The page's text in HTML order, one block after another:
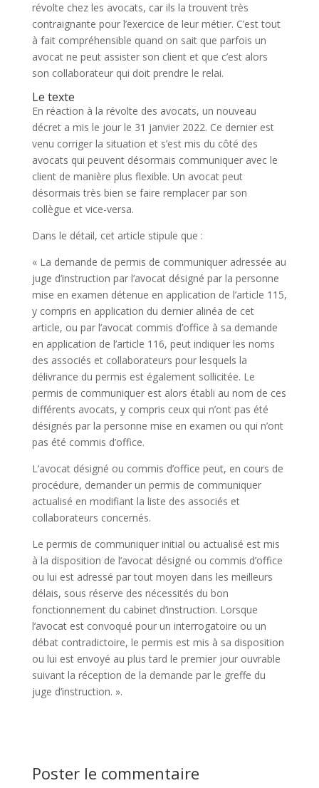
révolte chez les avocats, car ils la trouvent très
contraignante pour l’exercice de leur métier. C’est tout
à fait compréhensible quand on sait que parfois un
avocat ne peut assister son client et que c’est alors
son collaborateur qui doit prendre le relai.
Le texte
En réaction à la révolte des avocats, un nouveau
décret a mis le jour le 31 janvier 2022. Ce dernier est
venu corriger la situation et s’est mis du côté des
avocats qui peuvent désormais communiquer avec le
client de manière plus flexible. Un avocat peut
désormais très bien se faire remplacer par son
collègue et vice-versa.
Dans le détail, cet article stipule que :
« La demande de permis de communiquer adressée au
juge d’instruction par l’avocat désigné par la personne
mise en examen détenue en application de l’article 115,
y compris en application du dernier alinéa de cet
article, ou par l’avocat commis d’office à sa demande
en application de l’article 116, peut indiquer les noms
des associés et collaborateurs pour lesquels la
délivrance du permis est également sollicitée. Le
permis de communiquer est alors établi au nom de ces
différents avocats, y compris ceux qui n’ont pas été
désignés par la personne mise en examen ou qui n’ont
pas été commis d’office.
L’avocat désigné ou commis d’office peut, en cours de
procédure, demander un permis de communiquer
actualisé en modifiant la liste des associés et
collaborateurs concernés.
Le permis de communiquer initial ou actualisé est mis
à la disposition de l’avocat désigné ou commis d’office
ou lui est adressé par tout moyen dans les meilleurs
délais, sous réserve des nécessités du bon
fonctionnement du cabinet d’instruction. Lorsque
l’avocat est convoqué pour un interrogatoire ou un
débat contradictoire, le permis est mis à sa disposition
ou lui est envoyé au plus tard le premier jour ouvrable
suivant la réception de la demande par le greffe du
juge d’instruction. ».
Poster le commentaire